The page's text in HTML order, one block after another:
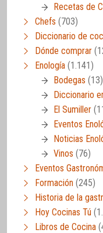
Recetas de
Chefs (703)
Diccionario de
Dónde comprar
Enología (1.141)
Bodegas (13)
Diccionario
El Sumiller
Eventos
Noticias
Vinos (76)
Eventos
Formación (245)
Historia de la
Hoy Cocinas Tú
Libros de Cocina